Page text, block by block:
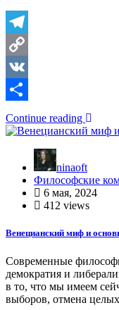
Telegram
Copy
Link
VK
Отправить
Continue reading
ninaoft
Философские
6 мая, 2024
412 views
Венецианский миф и
Современные
демократия и
в то, что мы имеем
выборов, отмена